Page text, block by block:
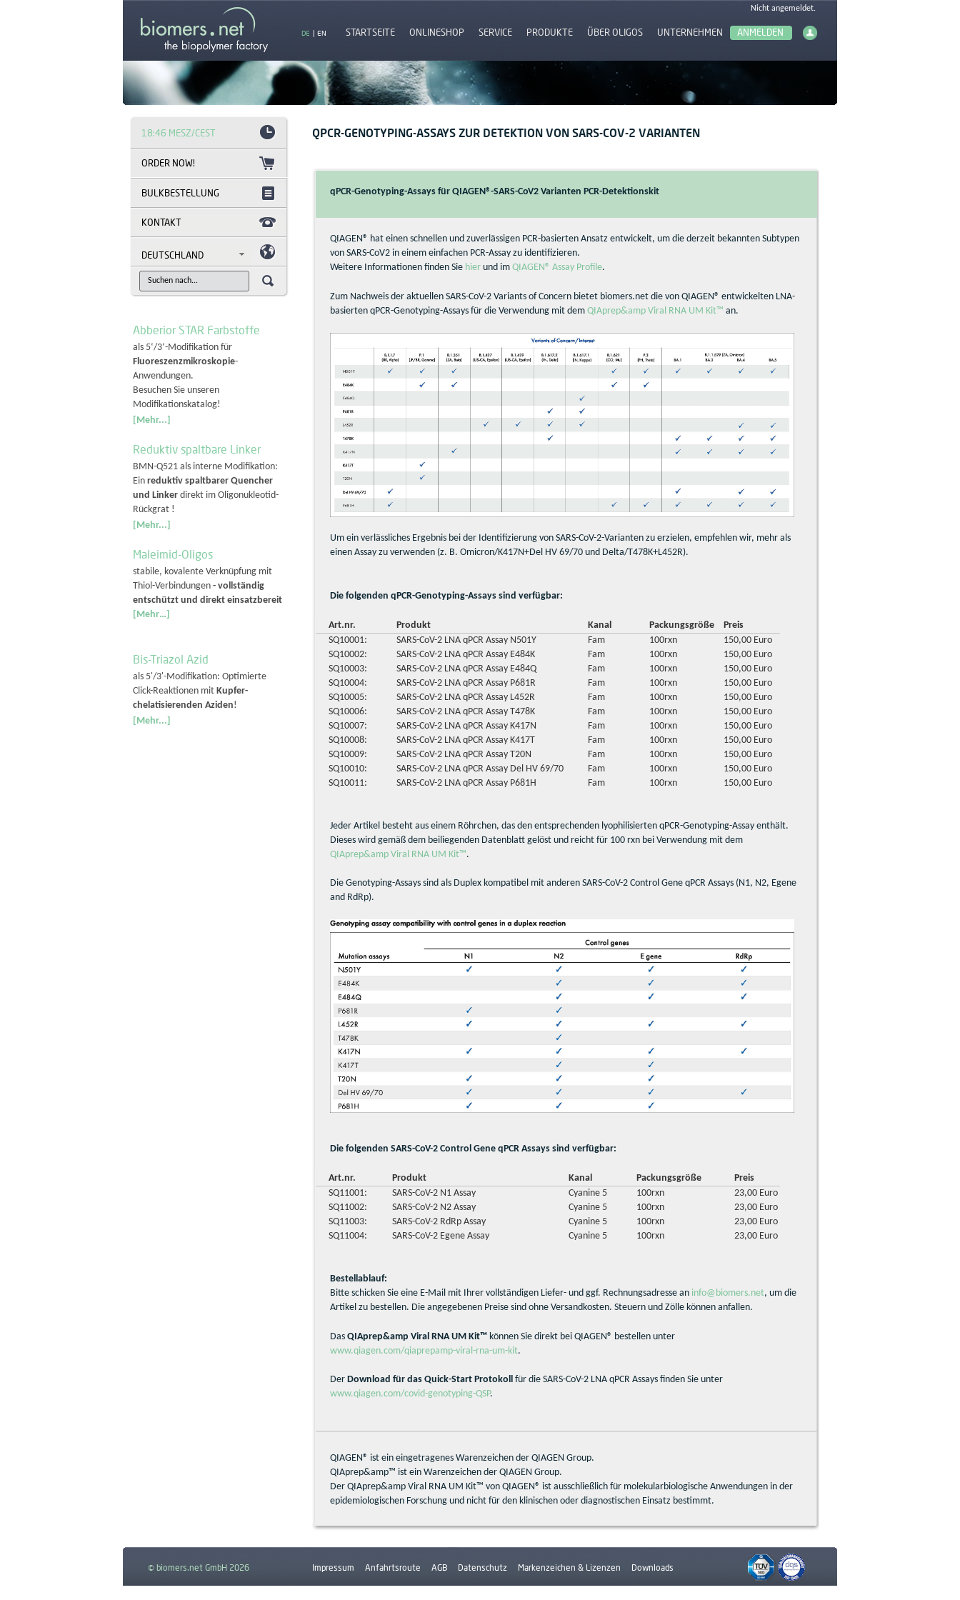
DE | EN STARTSEITE ONLINESHOP SERVICE PRODUKTE ÜBER OLIGOS UNTERNEHMEN
18:46 MESZ/CEST
BULKBESTELLUNG
KONTAKT
DEUTSCHLAND
Abberior STAR Farbstoffe
als 5‘/3‘-Modifikation für
Fluoreszenzmikroskopie-
Anwendungen.
Besuchen Sie unseren
Modifikationskatalog!
[Mehr...]
Reduktiv spaltbare Linker
BMN-Q521 als interne Modifikation:
Ein reduktiv spaltbarer Quencher
und Linker direkt im Oligonukleotid-
Rückgrat !
[Mehr...]
Maleimid-Oligos
stabile, kovalente Verknüpfung mit
Thiol-Verbindungen - vollständig
entschützt und direkt einsatzbereit
[Mehr…]
Bis-Triazol Azid
als 5'/3'-Modifikation: Optimierte
Click-Reaktionen mit Kupfer-
chelatisierenden Aziden!
[Mehr...]
QPCR-GENOTYPING-ASSAYS ZUR DETEKTION VON SARS-COV-2 VARIANTEN
qPCR-Genotyping-Assays für QIAGEN®-SARS-CoV2 Varianten PCR-Detektionskit
QIAGEN® hat einen schnellen und zuverlässigen PCR-basierten Ansatz entwickelt, um die derzeit bekannten Subtypen
von SARS-CoV2 in einem einfachen PCR-Assay zu identifizieren.​
​Weitere Informationen finden Sie hier und im QIAGEN® Assay Profile.
Zum Nachweis der aktuellen SARS-CoV-2 Variants of Concern bietet biomers.net die von QIAGEN® entwickelten LNA-
basierten qPCR-Genotyping-Assays für die Verwendung mit dem QIAprep&amp Viral RNA UM Kit™ an.
Um ein verlässliches Ergebnis bei der Identifizierung von SARS-CoV-2-Varianten zu erzielen, empfehlen wir, mehr als
einen Assay zu verwenden (z. B. Omicron/K417N+Del HV 69/70 und Delta/T478K+L452R).
Die folgenden qPCR-Genotyping-Assays sind verfügbar:
Art.nr. Produkt Kanal Packungsgröße
Preis
SQ10001:
SARS-CoV-2 LNA qPCR Assay N501Y Fam 100rxn
150,00 Euro
SQ10002:
SARS-CoV-2 LNA qPCR Assay E484K Fam 100rxn
150,00 Euro
SQ10003:
SARS-CoV-2 LNA qPCR Assay E484Q Fam 100rxn
150,00 Euro
SQ10004:
SARS-CoV-2 LNA qPCR Assay P681R Fam 100rxn
150,00 Euro
SQ10005:
SARS-CoV-2 LNA qPCR Assay L452R Fam 100rxn
150,00 Euro
SQ10006:
SARS-CoV-2 LNA qPCR Assay T478K Fam 100rxn
150,00 Euro
SQ10007:
SARS-CoV-2 LNA qPCR Assay K417N Fam 100rxn
150,00 Euro
SQ10008:
SARS-CoV-2 LNA qPCR Assay K417T Fam 100rxn
150,00 Euro
SQ10009:
SARS-CoV-2 LNA qPCR Assay T20N Fam 100rxn
150,00 Euro
SQ10010:
SARS-CoV-2 LNA qPCR Assay Del HV 69/70 Fam 100rxn
150,00 Euro
SQ10011:
SARS-CoV-2 LNA qPCR Assay P681H Fam 100rxn 150,00 Euro
Jeder Artikel besteht aus einem Röhrchen, das den entsprechenden lyophilisierten qPCR-Genotyping-Assay enthält.
Dieses wird gemäß dem beiliegenden Datenblatt gelöst und reicht für 100 rxn bei Verwendung mit dem
QIAprep&amp Viral RNA UM Kit™.
Die Genotyping-Assays sind als Duplex kompatibel mit anderen SARS-CoV-2 Control Gene qPCR Assays (N1, N2, Egene
and RdRp).
Die folgenden SARS-CoV-2 Control Gene qPCR Assays sind verfügbar:
Art.nr. Produkt Kanal Packungsgröße
Preis
SQ11001:
SARS-CoV-2 N1 Assay Cyanine 5 100rxn
23,00 Euro
SQ11002:
SARS-CoV-2 N2 Assay Cyanine 5 100rxn
23,00 Euro
SQ11003:
SARS-CoV-2 RdRp Assay Cyanine 5 100rxn
23,00 Euro
SQ11004:
SARS-CoV-2 Egene Assay Cyanine 5 100rxn 23,00 Euro
Bestellablauf:
Bitte schicken Sie eine E-Mail mit Ihrer vollständigen Liefer- und ggf. Rechnungsadresse an info@biomers.net, um die
Artikel zu bestellen. Die angegebenen Preise sind ohne Versandkosten. Steuern und Zölle können anfallen.
Das QIAprep&amp Viral RNA UM Kit™ können Sie direkt bei QIAGEN® bestellen unter
www.qiagen.com/qiaprepamp-viral-rna-um-kit.
Der Download für das Quick-Start Protokoll für die SARS-CoV-2 LNA qPCR Assays finden Sie unter
www.qiagen.com/covid-genotyping-QSP.
QIAGEN® ist ein eingetragenes Warenzeichen der QIAGEN Group.
QIAprep&amp™ ist ein Warenzeichen der QIAGEN Group.
Der QIAprep&amp Viral RNA UM Kit™ von QIAGEN® ist ausschließlich für molekularbiologische Anwendungen in der
epidemiologischen Forschung und nicht für den klinischen oder diagnostischen Einsatz bestimmt.
© biomers.net GmbH 2026 Impressum Anfahrtsroute AGB Datenschutz Markenzeichen & Lizenzen Downloads